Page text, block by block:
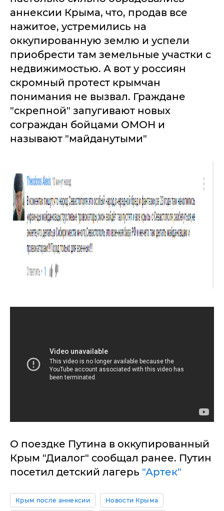
аннексии Крыма, что, продав все
нажитое, устремились на
оккупированную землю и успели
приобрести там земельные участки с
недвижимостью. А вот у россиян
скромный протест крымчан
понимания не вызвал. Граждане
"скрепной" запугивают новых
сограждан бойцами ОМОН и
называют "майданутыми"
О поездке Путина в оккупированный
Крым "Диалог" сообщал ранее. Путин
посетил детский лагерь "Артек"
Крым после аннексии Новости Крыма